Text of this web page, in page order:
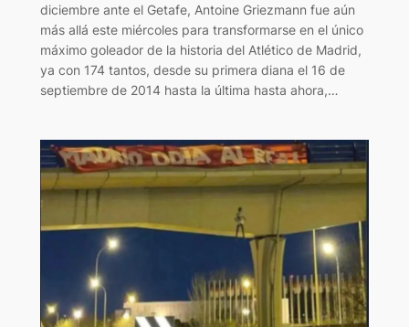
diciembre ante el Getafe, Antoine Griezmann fue aún
más allá este miércoles para transformarse en el único
máximo goleador de la historia del Atlético de Madrid,
ya con 174 tantos, desde su primera diana el 16 de
septiembre de 2014 hasta la última hasta ahora,…